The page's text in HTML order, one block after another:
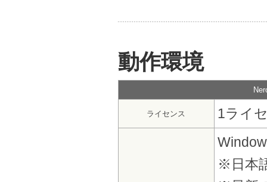
動作環境
ライセンス 1ライ
※日本